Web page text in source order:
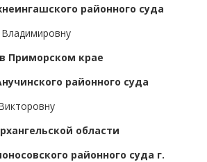
районного суда
в Приморском крае
районного суда
области
районного суда г.